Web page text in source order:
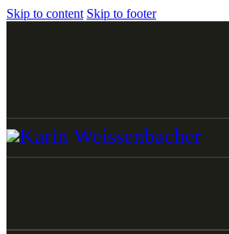
Skip to content Skip to footer